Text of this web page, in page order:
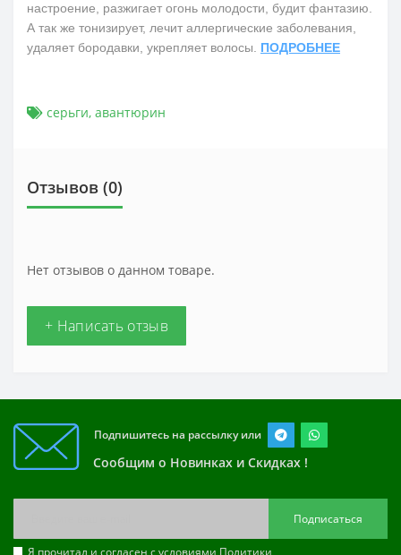
настроение, разжигает огонь молодости, будит фантазию.
А так же тонизирует, лечит аллергические заболевания,
удаляет бородавки, укрепляет волосы. ПОДРОБНЕЕ
серьги, авантюрин
Отзывов (0)
Нет отзывов о данном товаре.
+ Написать отзыв
Подпишитесь на рассылку или
Сообщим о Новинках и Скидках !
Подписаться